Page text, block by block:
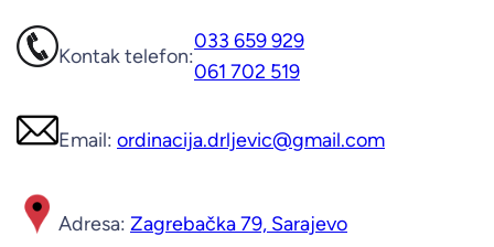
Kontak telefon:
033 659 929
061 702 519
Email: ordinacija.drljevic@gmail.com
Adresa: Zagrebačka 79, Sarajevo